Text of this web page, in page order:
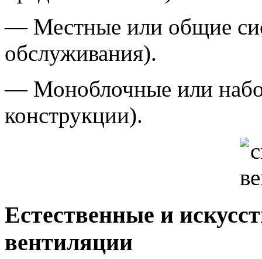
— Местные или общие
обслуживания).
— Моноблочные или
конструкции).
Естественные и
вентиляции